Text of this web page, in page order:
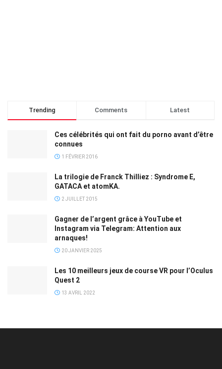
Trending Comments Latest
Ces célébrités qui ont fait du porno avant d’être
connues
1 FÉVRIER 2016
La trilogie de Franck Thilliez : Syndrome E,
GATACA et atomKA.
2 JUILLET 2015
Gagner de l’argent grâce à YouTube et
Instagram via Telegram: Attention aux
arnaques!
20 JANVIER 2025
Les 10 meilleurs jeux de course VR pour l’Oculus
Quest 2
13 AVRIL 2022